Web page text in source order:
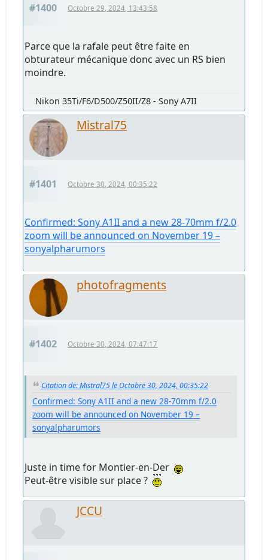
#1400 Octobre 29, 2024, 13:43:58
Parce que la rafale peut être faite en
obturateur mécanique donc avec un RS bien
moindre.
Nikon 35Ti/F6/D500/Z50II/Z8 - Sony A7II
Mistral75
#1401 Octobre 30, 2024, 00:35:22
Confirmed: Sony A1II and a new 28-70mm f/2.0
zoom will be announced on November 19 –
sonyalpharumors
photofragments
#1402 Octobre 30, 2024, 07:47:17
Citation de: Mistral75 le Octobre 30, 2024, 00:35:22
Confirmed: Sony A1II and a new 28-70mm f/2.0
zoom will be announced on November 19 –
sonyalpharumors
Juste in time for Montier-en-Der
Peut-être visible sur place ?
JCCU